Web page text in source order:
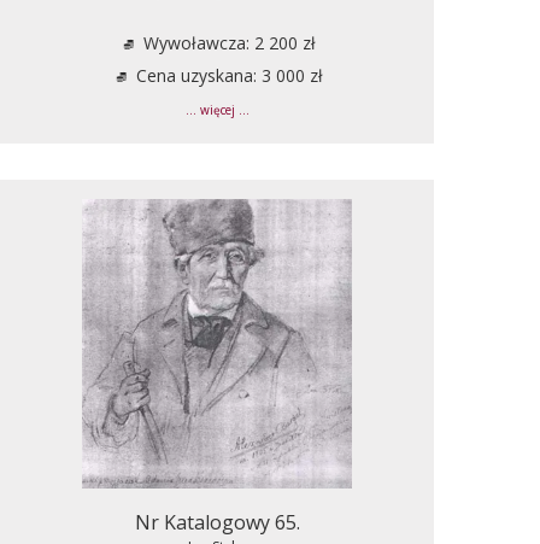
Wywoławcza: 2 200 zł
Cena uzyskana: 3 000 zł
... więcej ...
Nr Katalogowy 65.